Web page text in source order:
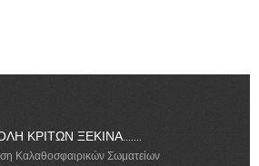
ΚΡΙΤΩΝ ΞΕΚΙΝΑ.......
Καλαθοσφαιρικών Σωματείων